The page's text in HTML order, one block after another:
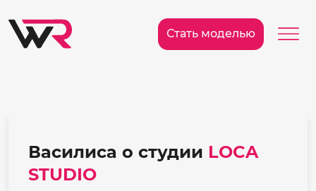
Стать моделью
Василиса о студии LOCA
STUDIO